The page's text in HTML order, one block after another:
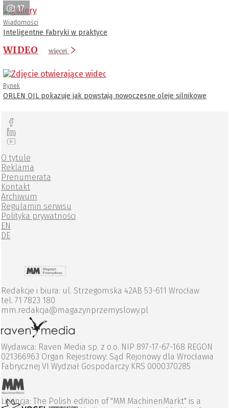
17
Wiadomości
Inteligentne Fabryki w praktyce
WIDEO więcej
Rynek
ORLEN OIL pokazuje jak powstają nowoczesne oleje silnikowe
O tytule
Reklama
Prenumerata
Kontakt
Archiwum
Regulamin serwisu
Polityka prywatności
EN
DE
Redakcje i biura: ul. Strzegomska 42AB 53-611 Wrocław
tel. 71 7823 180
mm.redakcja@magazynprzemyslowy.pl
Wydawca: Raven Media sp. z o.o. NIP 897-17-67-168 REGON
021366963 Organ Rejestrowy: Sąd Rejonowy dla Wrocławia
Fabrycznej VI Wydział Gospodarczy KRS 0000370285
Licencja: The Polish edition of "MM MachinenMarkt" is a